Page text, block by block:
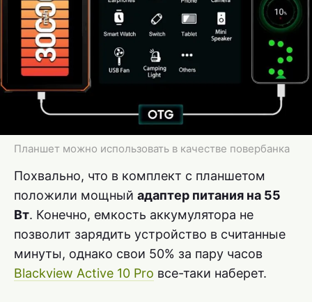
Планшет можно использовать в качестве повербанка
Похвально, что в комплект с планшетом
положили мощный адаптер питания на 55
Вт. Конечно, емкость аккумулятора не
позволит зарядить устройство в считанные
минуты, однако свои 50% за пару часов
Blackview Active 10 Pro все-таки наберет.